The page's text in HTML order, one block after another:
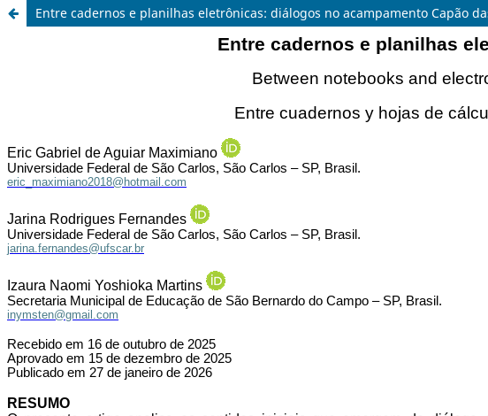
Entre cadernos e planilhas eletrônicas: diálogos no acampamento Capão